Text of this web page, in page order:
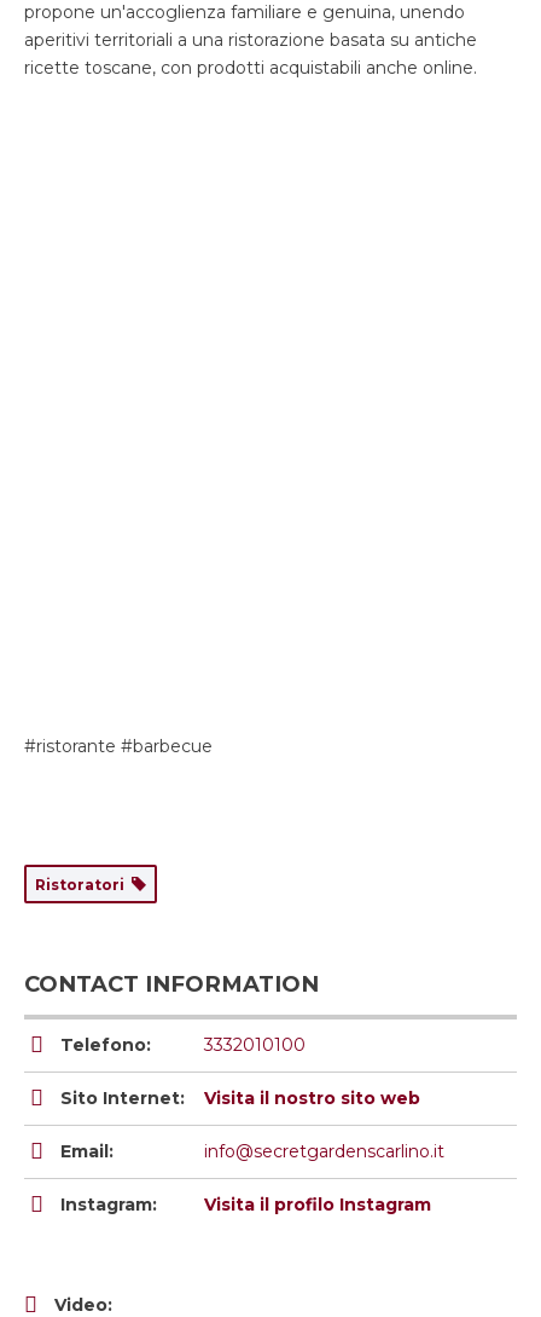
propone un'accoglienza familiare e genuina, unendo
aperitivi territoriali a una ristorazione basata su antiche
ricette toscane, con prodotti acquistabili anche online.
#ristorante #barbecue
Ristoratori
CONTACT INFORMATION
Telefono: 3332010100
Sito Internet: Visita il nostro sito web
Email: info@secretgardenscarlino.it
Instagram: Visita il profilo Instagram
Video: